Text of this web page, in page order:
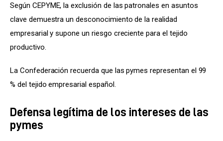
Según CEPYME, la exclusión de las patronales en asuntos
clave demuestra un desconocimiento de la realidad
empresarial y supone un riesgo creciente para el tejido
productivo.
La Confederación recuerda que las pymes representan el 99
% del tejido empresarial español.
Defensa legítima de los intereses de las
pymes